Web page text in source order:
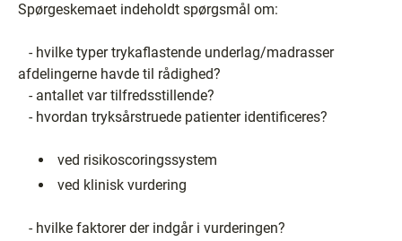
Spørgeskemaet indeholdt spørgsmål om:
- hvilke typer trykaflastende underlag/madrasser
afdelingerne havde til rådighed?
- antallet var tilfredsstillende?
- hvordan tryksårstruede patienter identificeres?
­ ved risikoscoringssystem
­ ved klinisk vurdering
- hvilke faktorer der indgår i vurderingen?